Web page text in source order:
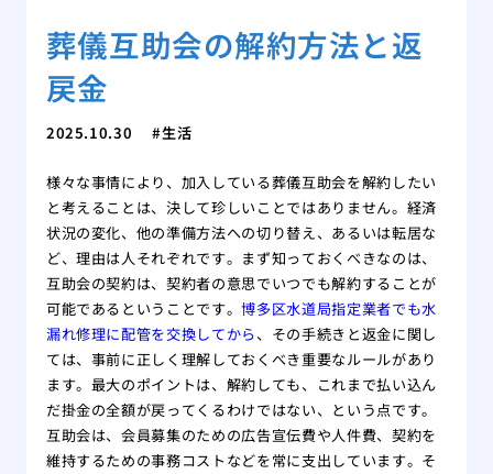
葬儀互助会の解約方法と返
戻金
2025.10.30 生活
様々な事情により、加入している葬儀互助会を解約したい
と考えることは、決して珍しいことではありません。経済
状況の変化、他の準備方法への切り替え、あるいは転居な
ど、理由は人それぞれです。まず知っておくべきなのは、
互助会の契約は、契約者の意思でいつでも解約することが
可能であるということです。博多区水道局指定業者でも水
漏れ修理に配管を交換してから、その手続きと返金に関し
ては、事前に正しく理解しておくべき重要なルールがあり
ます。最大のポイントは、解約しても、これまで払い込ん
だ掛金の全額が戻ってくるわけではない、という点です。
互助会は、会員募集のための広告宣伝費や人件費、契約を
維持するための事務コストなどを常に支出しています。そ